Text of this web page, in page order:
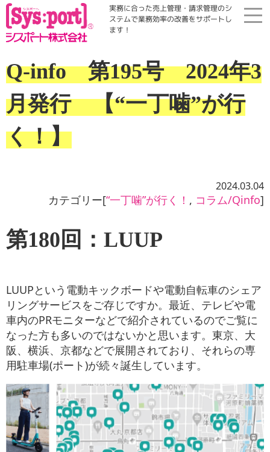
実務に合った売上管理・請求管理のシ
ステムで業務効率の改善をサポートし
ます！
展示会・勉強会
会社案内
お問い合わせ
Q-info 第195号 2024年3
月発行 【“一丁噛”が行
く！】
2024.03.04
カテゴリー[“一丁噛”が行く！ , コラム/Qinfo]
第180回：LUUP
LUUPという電動キックボードや電動自転車のシェア
リングサービスをご存じですか。最近、テレビや電
車内のPRモニターなどで紹介されているのでご覧に
なった方も多いのではないかと思います。東京、大
阪、横浜、京都などで展開されており、それらの専
用駐車場(ポート)が続々誕生しています。